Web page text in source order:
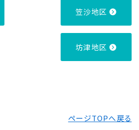
笠沙地区
坊津地区
ページTOPへ戻る